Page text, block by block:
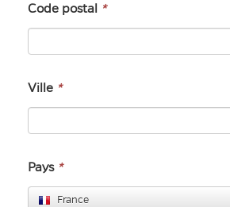
Code postal *
Ville *
Pays *
France